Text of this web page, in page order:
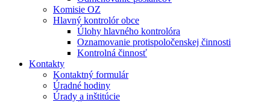
Komisie OZ
Hlavný kontrolór obce
Úlohy hlavného kontrolóra
Oznamovanie protispoločenskej činnosti
Kontrolná činnosť
Kontakty
Kontaktný formulár
Úradné hodiny
Úrady a inštitúcie